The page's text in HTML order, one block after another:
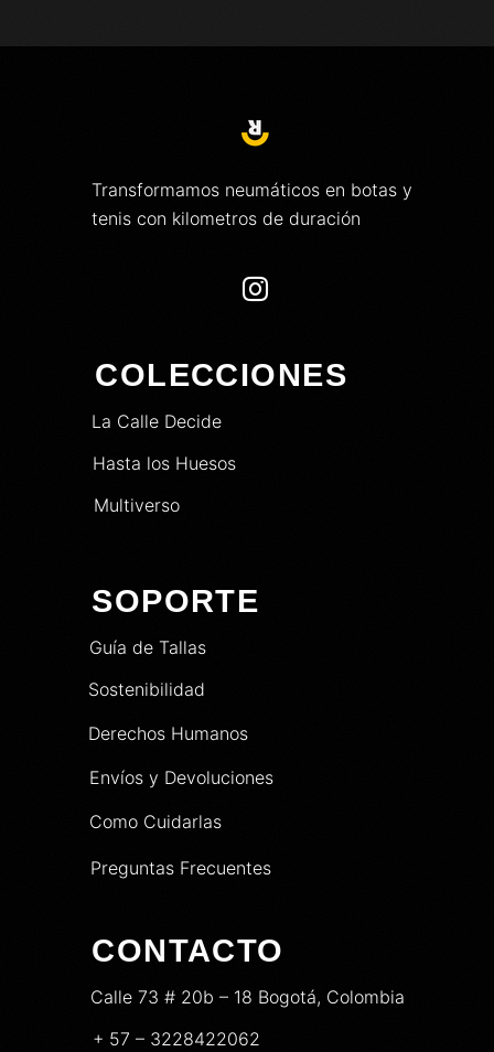
Transformamos neumáticos en botas y
tenis con kilometros de duración

COLECCIONES
La Calle Decide
Hasta los Huesos
Multiverso
SOPORTE
Guía de Tallas
Sostenibilidad
Derechos Humanos
Envíos y Devoluciones
Como Cuidarlas
Preguntas Frecuentes
CONTACTO
Calle 73 # 20b – 18 Bogotá, Colombia
+ 57 – 3228422062